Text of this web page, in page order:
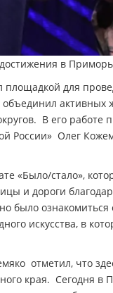
в
площадкой для
В его
России» Олег
«Было/стало»,
и дороги
было
искусства, в
отметил, что
края. Сегодня